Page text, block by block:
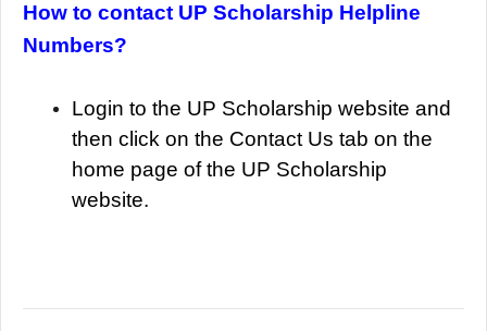
How to contact UP Scholarship Helpline
Numbers?
Login to the UP Scholarship website and
then click on the Contact Us tab on the
home page of the UP Scholarship
website.